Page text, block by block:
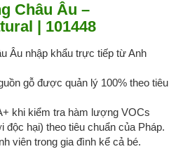
Châu Âu –
| 101448
Âu nhập khẩu trực tiếp từ Anh
gỗ được quản lý 100% theo tiêu
khi kiểm tra hàm lượng VOCs
độc hại) theo tiêu chuẩn của Pháp.
viên trong gia đình kể cả bé.